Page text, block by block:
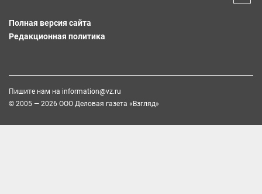
Полная версия сайта
Редакционная политика
Пишите нам на information@vz.ru
© 2005 — 2026 ООО Деловая газета «Взгляд»